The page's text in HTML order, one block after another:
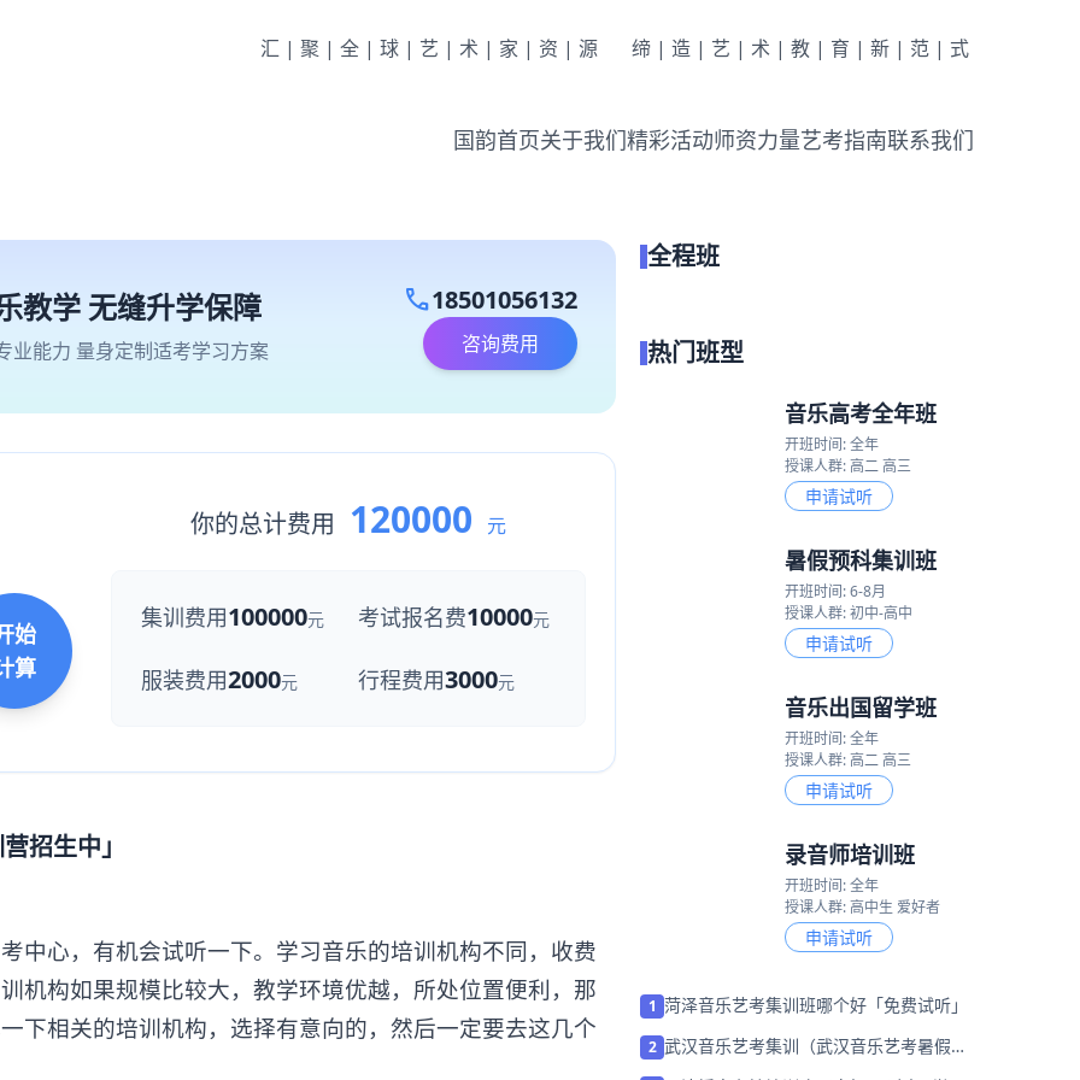
汇|聚|全|球|艺|术|家|资|源 缔|造|艺|术|教|育|新|范|式
国韵首页关于我们精彩活动师资力量艺考指南联系我们
教学 无缝升学保障
业能力 量身定制适考学习方案
call18501056132
咨询费用
始
算
你的总计费用 120000 元
集训费用100000元 考试报名费10000元
服装费用2000元 行程费用3000元
招生中」
心，有机会试听一下。学习音乐的培训机构不同，收费
机构如果规模比较大，教学环境优越，所处位置便利，那
下相关的培训机构，选择有意向的，然后一定要去这几个
全程班
热门班型
音乐高考全年班
开班时间: 全年
授课人群: 高二 高三
申请试听
暑假预科集训班
开班时间: 6-8月
授课人群: 初中-高中
申请试听
音乐出国留学班
开班时间: 全年
授课人群: 高二 高三
申请试听
录音师培训班
开班时间: 全年
授课人群: 高中生 爱好者
申请试听
1 菏泽音乐艺考集训班哪个好「免费试听」
2 武汉音乐艺考集训（武汉音乐艺考暑假集